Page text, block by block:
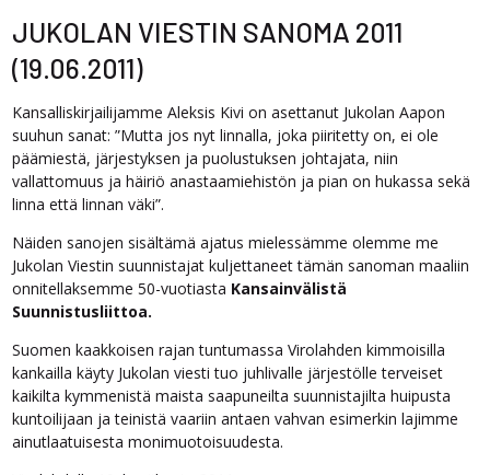
JUKOLAN VIESTIN SANOMA 2011
(19.06.2011)
Kansalliskirjailijamme Aleksis Kivi on asettanut Jukolan Aapon
suuhun sanat: ”Mutta jos nyt linnalla, joka piiritetty on, ei ole
päämiestä, järjestyksen ja puolustuksen johtajata, niin
vallattomuus ja häiriö anastaamiehistön ja pian on hukassa sekä
linna että linnan väki”.
Näiden sanojen sisältämä ajatus mielessämme olemme me
Jukolan Viestin suunnistajat kuljettaneet tämän sanoman maaliin
onnitellaksemme 50-vuotiasta Kansainvälistä
Suunnistusliittoa.
Suomen kaakkoisen rajan tuntumassa Virolahden kimmoisilla
kankailla käyty Jukolan viesti tuo juhlivalle järjestölle terveiset
kaikilta kymmenistä maista saapuneilta suunnistajilta huipusta
kuntoilijaan ja teinistä vaariin antaen vahvan esimerkin lajimme
ainutlaatuisesta monimuotoisuudesta.